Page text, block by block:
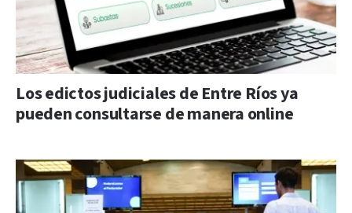
Los edictos judiciales de Entre Ríos ya
pueden consultarse de manera online